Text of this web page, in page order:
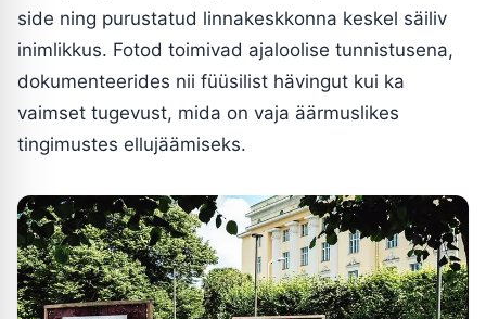
side ning purustatud linnakeskkonna keskel säiliv
inimlikkus. Fotod toimivad ajaloolise tunnistusena,
dokumenteerides nii füüsilist hävingut kui ka
vaimset tugevust, mida on vaja äärmuslikes
tingimustes ellujäämiseks.